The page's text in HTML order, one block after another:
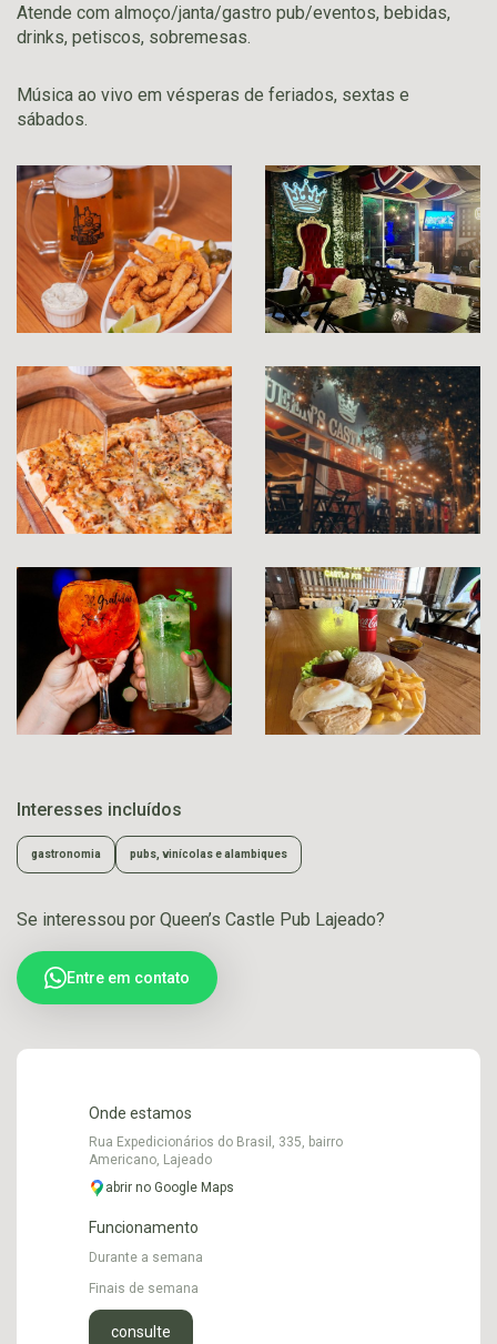
Atende com almoço/janta/gastro pub/eventos, bebidas,
drinks, petiscos, sobremesas.
Música ao vivo em vésperas de feriados, sextas e
sábados.
Interesses incluídos
gastronomia pubs, vinícolas e alambiques
Se interessou por Queen’s Castle Pub Lajeado?
Entre em contato
Onde estamos
Rua Expedicionários do Brasil, 335, bairro
Americano, Lajeado
abrir no Google Maps
Funcionamento
Durante a semana
Finais de semana
consulte